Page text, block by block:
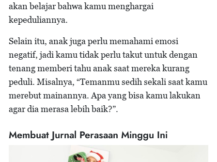
akan belajar bahwa kamu menghargai
kepeduliannya.
Selain itu, anak juga perlu memahami emosi
negatif, jadi kamu tidak perlu takut untuk dengan
tenang memberi tahu anak saat mereka kurang
peduli. Misalnya, “Temanmu sedih sekali saat kamu
merebut mainannya. Apa yang bisa kamu lakukan
agar dia merasa lebih baik?”.
Membuat Jurnal Perasaan Minggu Ini